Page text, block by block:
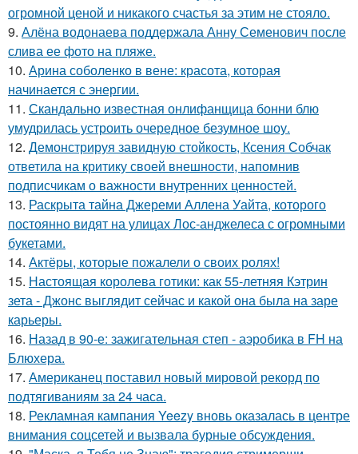
огромной ценой и никакого счастья за этим не стояло.
9. Алёна водонаева поддержала Анну Семенович после
слива ее фото на пляже.
10. Арина соболенко в вене: красота, которая
начинается с энергии.
11. Скандально известная онлифанщица бонни блю
умудрилась устроить очередное безумное шоу.
12. Демонстрируя завидную стойкость, Ксения Собчак
ответила на критику своей внешности, напомнив
подписчикам о важности внутренних ценностей.
13. Раскрыта тайна Джереми Аллена Уайта, которого
постоянно видят на улицах Лос-анджелеса с огромными
букетами.
14. Актёры, которые пожалели о своих ролях!
15. Настоящая королева готики: как 55-летняя Кэтрин
зета - Джонс выглядит сейчас и какой она была на заре
карьеры.
16. Назад в 90-е: зажигательная степ - аэробика в FH на
Блюхера.
17. Американец поставил новый мировой рекорд по
подтягиваниям за 24 часа.
18. Рекламная кампания Yeezy вновь оказалась в центре
внимания соцсетей и вызвала бурные обсуждения.